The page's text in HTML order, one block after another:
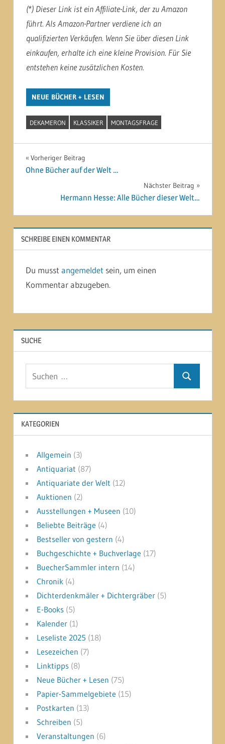
(*) Dieser Link ist ein Affiliate-Link, der zu Amazon
führt. Als Amazon-Partner verdiene ich an
qualifizierten Verkäufen. Wenn Sie über diesen Link
einkaufen, erhalte ich eine kleine Provision. Für Sie
entstehen keine zusätzlichen Kosten.
NEUE BÜCHER + LESEN
DEKAMERON KLASSIKER MONTAGSFRAGE
Beitragsnavigation
Vorheriger Beitrag
Ohne Bücher auf der Welt …
Nächster Beitrag
Hermann Hesse: Alle Bücher dieser Welt…
SCHREIBE EINEN KOMMENTAR
Du musst angemeldetsein, um einen
Kommentar abzugeben.
SUCHE
Suchen
KATEGORIEN
Allgemein (3)
Antiquariat (87)
Antiquariate der Welt (12)
Auktionen (2)
Ausstellungen + Museen (10)
Beliebte Beiträge (4)
Bestseller von gestern (4)
Buchgeschichte + Buchverlage (17)
BuecherSammler intern (14)
Chronik(4)
Dichterdenkmäler + Dichtergräber(5)
E-Books(5)
Kalender(1)
Leseliste 2025 (18)
Lesezeichen (7)
Linktipps(8)
Neue Bücher + Lesen (75)
Papier-Sammelgebiete (15)
Postkarten (13)
Schreiben (5)
Veranstaltungen (6)